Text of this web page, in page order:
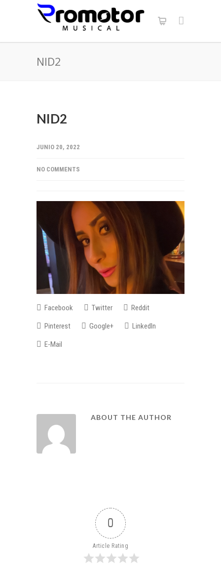
NID2
NID2
JUNIO 20, 2022
NO COMMENTS
Facebook Twitter Reddit
Pinterest Google+ LinkedIn
E-Mail
ABOUT THE AUTHOR
0
Article Rating